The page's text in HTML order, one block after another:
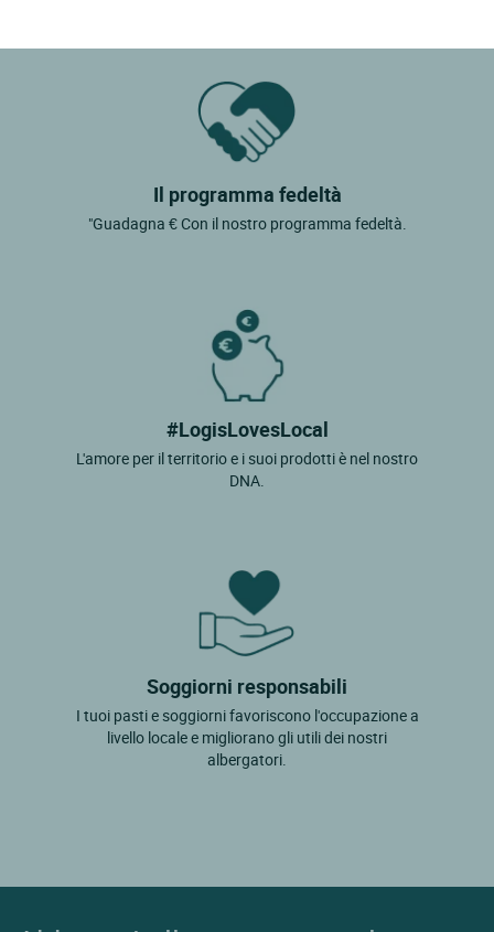
Il programma fedeltà
"Guadagna € Con il nostro programma fedeltà.
#LogisLovesLocal
L'amore per il territorio e i suoi prodotti è nel nostro
DNA.
Soggiorni responsabili
I tuoi pasti e soggiorni favoriscono l'occupazione a
livello locale e migliorano gli utili dei nostri
albergatori.